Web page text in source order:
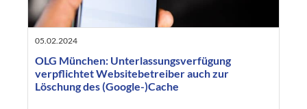
05.02.2024
OLG München: Unterlassungsverfügung
verpflichtet Websitebetreiber auch zur
Löschung des (Google-)Cache